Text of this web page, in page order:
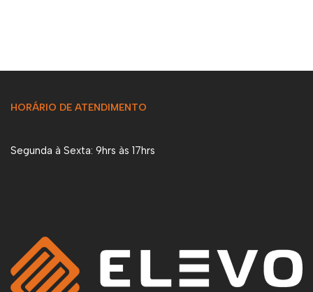
HORÁRIO DE ATENDIMENTO
Segunda à Sexta: 9hrs às 17hrs